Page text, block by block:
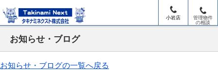
小岩店
管理物件
の相談
お知らせ・ブログ
お知らせ・ブログの一覧へ戻る